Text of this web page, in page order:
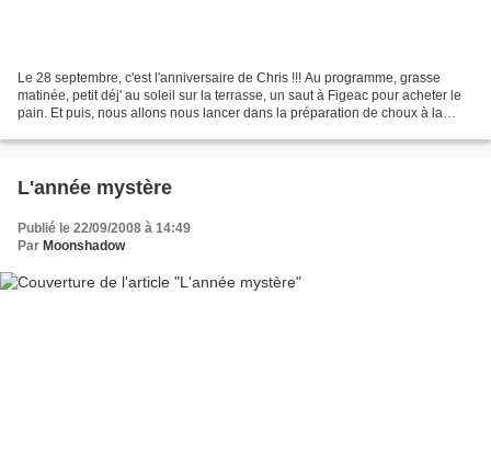
Le 28 septembre, c'est l'anniversaire de Chris !!! Au programme, grasse
matinée, petit déj' au soleil sur la terrasse, un saut à Figeac pour acheter le
pain. Et puis, nous allons nous lancer dans la préparation de choux à la
L'année mystère
Publié le 22/09/2008 à 14:49
Par Moonshadow